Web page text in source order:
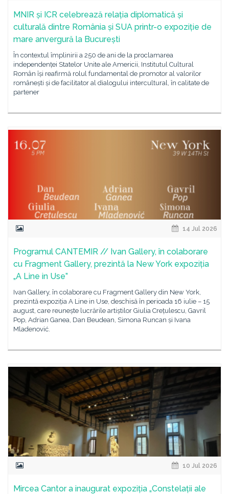
MNIR și ICR celebrează relația diplomatică și
culturală dintre România și SUA printr-o expoziție de
mare anvergură la București
În contextul împlinirii a 250 de ani de la proclamarea
independenței Statelor Unite ale Americii, Institutul Cultural
Român își reafirmă rolul fundamental de promotor al valorilor
românești și de facilitator al dialogului intercultural, în calitate de
partener
14 Jul 2026
Programul CANTEMIR // Ivan Gallery, în colaborare
cu Fragment Gallery, prezintă la New York expoziția
„A Line in Use”
Ivan Gallery, în colaborare cu Fragment Gallery din New York,
prezintă expoziția A Line in Use, deschisă în perioada 16 iulie – 15
august, care reunește lucrările artiștilor Giulia Crețulescu, Gavril
Pop, Adrian Ganea, Dan Beudean, Simona Runcan și Ivana
Mladenović.
10 Jul 2026
Mircea Cantor a inaugurat expoziția „Constelații ale